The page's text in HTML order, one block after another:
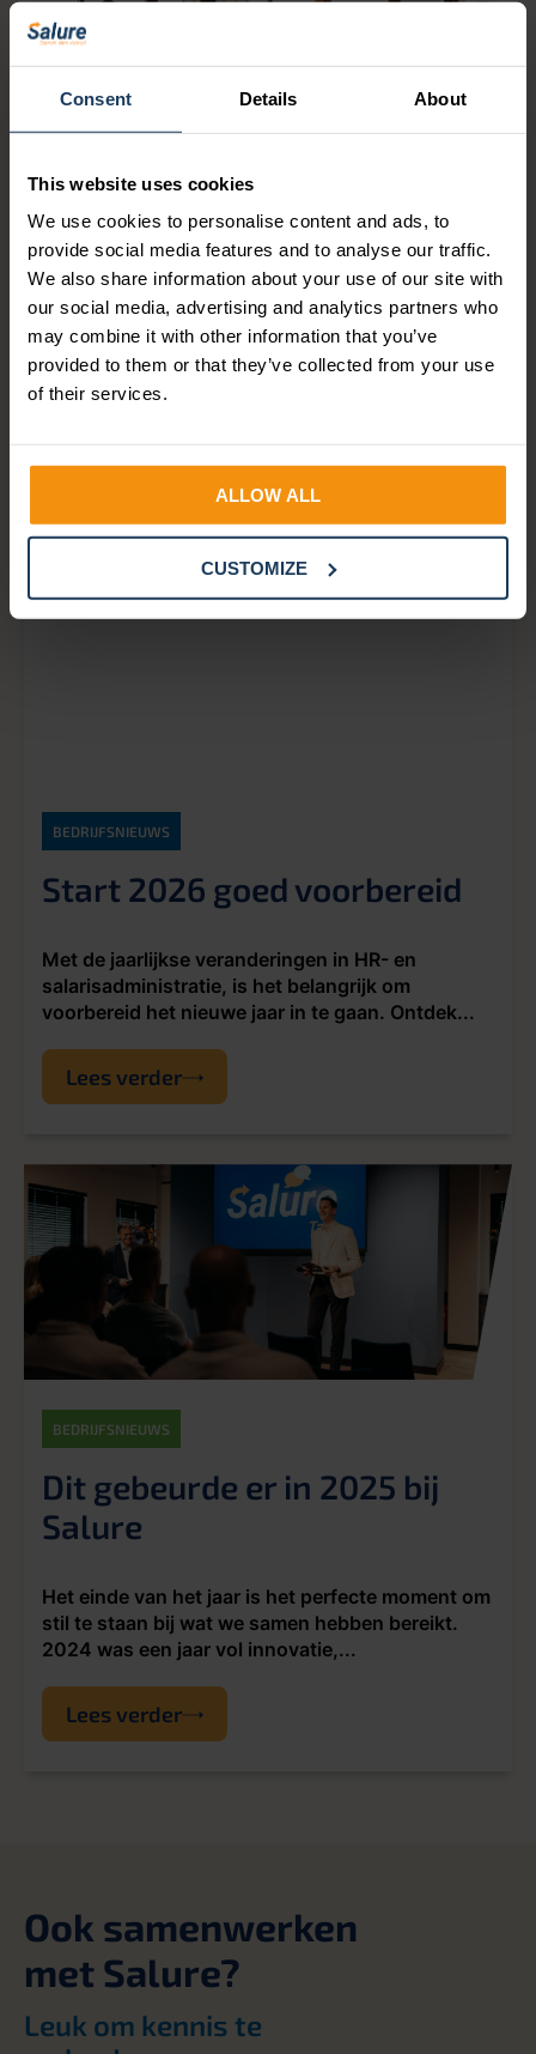
Consent Details About
This website uses cookies
We use cookies to personalise content and ads, to
provide social media features and to analyse our traffic.
We also share information about your use of our site with
our social media, advertising and analytics partners who
may combine it with other information that you’ve
provided to them or that they’ve collected from your use
of their services.
ALLOW ALL
CUSTOMIZE
BEDRIJFSNIEUWS
Dit was de Future of Work
Masterclass
Op woensdag 18 maart brachten we HR- en
payrollprofessionals samen voor onze Future of
BEDRIJFSNIEUWS
Start 2026 goed voorbereid
Met de jaarlijkse veranderingen in HR- en
salarisadministratie, is het belangrijk om
voorbereid het nieuwe jaar in te gaan. Ontdek...
Lees verder
BEDRIJFSNIEUWS
Dit gebeurde er in 2025 bij
Salure
Het einde van het jaar is het perfecte moment om
stil te staan bij wat we samen hebben bereikt.
2024 was een jaar vol innovatie,...
Lees verder
Ook samenwerken
met Salure?
Leuk om kennis te